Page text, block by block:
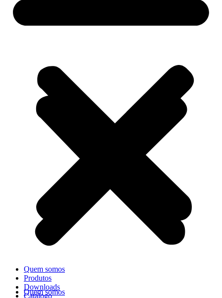
Quem somos
Quem somos
Produtos
Downloads
Catálogo